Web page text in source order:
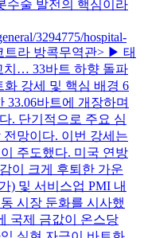
수술 발전의 핵심이라
3294775/hospital-
트라 방콕무역관> ▶ 태
치… 33바트 하향 돌파
화 강세 및 핵심 배경 6
33.06바트에 개장하며
. 단기적으로 주요 심
망이다. 이번 강세는
주도했다. 미국 연방
이 크게 후퇴한 가운
) 및 서비스업 PMI 내
시장 둔화를 시사했
국제 금값이 온스당